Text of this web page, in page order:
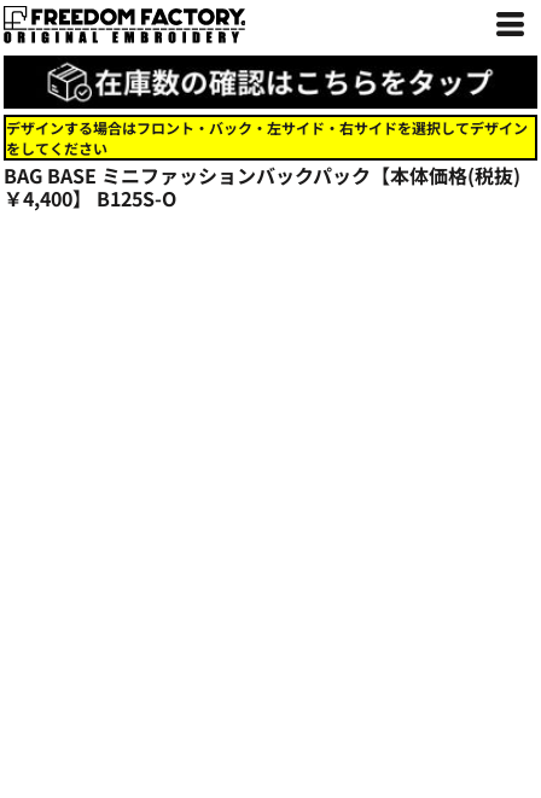
デザインする場合はフロント・バック・左サイド・右サイドを選択してデザイン
をしてください
BAG BASE ミニファッションバックパック【本体価格(税抜)
￥4,400】 B125S-O